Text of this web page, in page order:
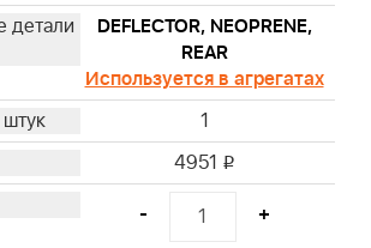
DEFLECTOR, NEOPRENE,
REAR
Используется в агрегатах
1
4951 i
- +